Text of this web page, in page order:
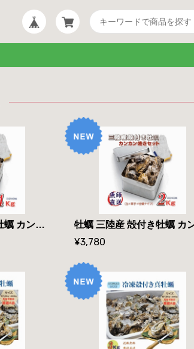
牡蠣 三陸産 殻付き牡蠣 カンカン焼きセット 無選別サイズ 4Kg 約30個〜50個入 冷凍 魚師厳選 ミニ缶入 海鮮 バーベキューセット
¥3,780